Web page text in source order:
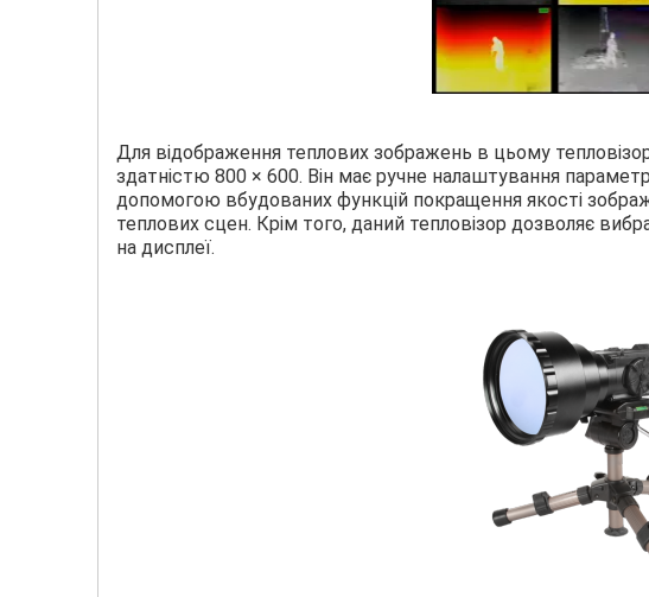
Для відображення теплових зображень в цьому
здатністю 800 × 600. Він має ручне налаштування
допомогою вбудованих функцій покращення якості
теплових сцен. Крім того, даний тепловізор дозволяє
на дисплеї.